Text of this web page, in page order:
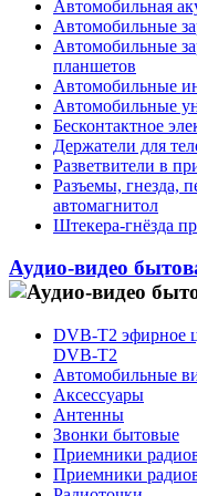
Автомобильная
Автомобильные
Автомобильные
планшетов
Автомобильные
Автомобильные
Бесконтактное
Держатели для
Разветвители в
Разъемы, гнезда,
автомагнитол
Штекера-гнёзда
Аудио-видео
DVB-T2 эфирное
DVB-T2
Автомобильные
Аксессуары
Антенны
Звонки бытовые
Приемники
Приемники